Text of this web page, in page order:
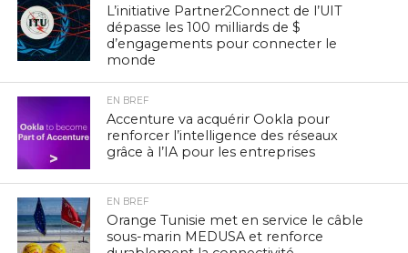
L’initiative Partner2Connect de l’UIT
dépasse les 100 milliards de $
d’engagements pour connecter le
monde
EN BREF
Accenture va acquérir Ookla pour
renforcer l’intelligence des réseaux
grâce à l’IA pour les entreprises
EN BREF
Orange Tunisie met en service le câble
sous-marin MEDUSA et renforce